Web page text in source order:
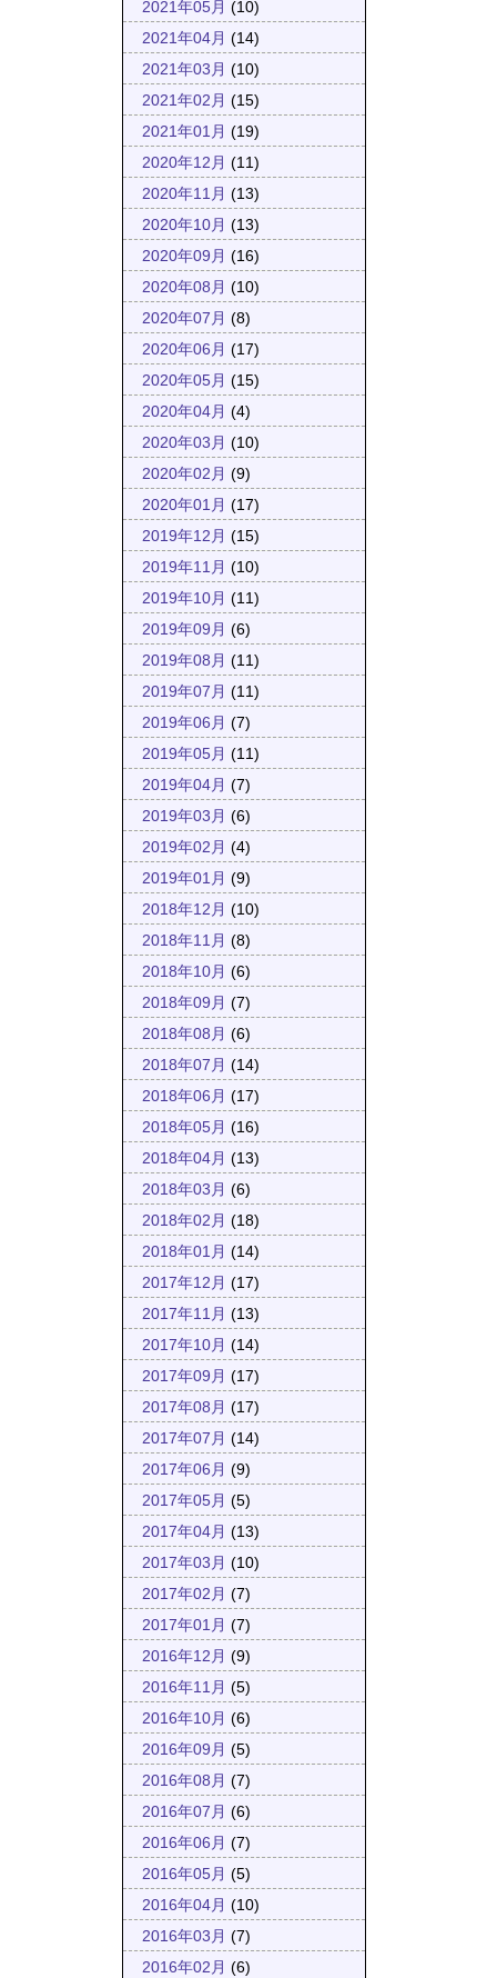
2021年05月 (10)
2021年04月 (14)
2021年03月 (10)
2021年02月 (15)
2021年01月 (19)
2020年12月 (11)
2020年11月 (13)
2020年10月 (13)
2020年09月 (16)
2020年08月 (10)
2020年07月 (8)
2020年06月 (17)
2020年05月 (15)
2020年04月 (4)
2020年03月 (10)
2020年02月 (9)
2020年01月 (17)
2019年12月 (15)
2019年11月 (10)
2019年10月 (11)
2019年09月 (6)
2019年08月 (11)
2019年07月 (11)
2019年06月 (7)
2019年05月 (11)
2019年04月 (7)
2019年03月 (6)
2019年02月 (4)
2019年01月 (9)
2018年12月 (10)
2018年11月 (8)
2018年10月 (6)
2018年09月 (7)
2018年08月 (6)
2018年07月 (14)
2018年06月 (17)
2018年05月 (16)
2018年04月 (13)
2018年03月 (6)
2018年02月 (18)
2018年01月 (14)
2017年12月 (17)
2017年11月 (13)
2017年10月 (14)
2017年09月 (17)
2017年08月 (17)
2017年07月 (14)
2017年06月 (9)
2017年05月 (5)
2017年04月 (13)
2017年03月 (10)
2017年02月 (7)
2017年01月 (7)
2016年12月 (9)
2016年11月 (5)
2016年10月 (6)
2016年09月 (5)
2016年08月 (7)
2016年07月 (6)
2016年06月 (7)
2016年05月 (5)
2016年04月 (10)
2016年03月 (7)
2016年02月 (6)